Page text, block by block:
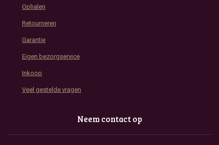
Ophalen
Retourneren
Garantie
Eigen bezorgservice
Inkoop
Veel gestelde vragen
Neem contact op